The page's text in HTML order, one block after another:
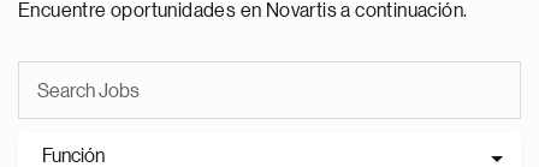
Encuentre oportunidades en Novartis a continuación.
Función